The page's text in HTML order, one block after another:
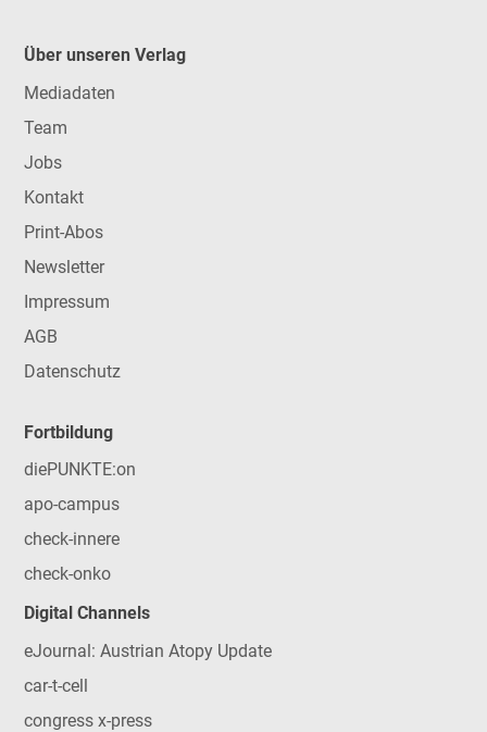
Über unseren Verlag
Mediadaten
Team
Jobs
Kontakt
Print-Abos
Newsletter
Impressum
AGB
Datenschutz
Fortbildung
diePUNKTE:on
apo-campus
check-innere
check-onko
Digital Channels
eJournal: Austrian Atopy Update
car-t-cell
congress x-press